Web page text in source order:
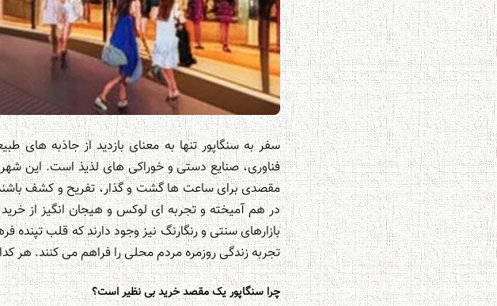
سفر به سنگاپور تنها به معنای بازدید از جاذبه
فناوری، صنایع دستی و خوراکی های لذیذ است. این
مقصدی برای ساعت ها گشت و گذار، تفریح و کشف
در هم آمیخته و تجربه ای لوکس و هیجان انگیز از خرید
بازارهای سنتی و رنگارنگ نیز وجود دارند که قلب
تجربه زندگی روزمره مردم محلی را فراهم می کنند. هر
چرا سنگاپور یک مقصد خرید بی نظیر است؟